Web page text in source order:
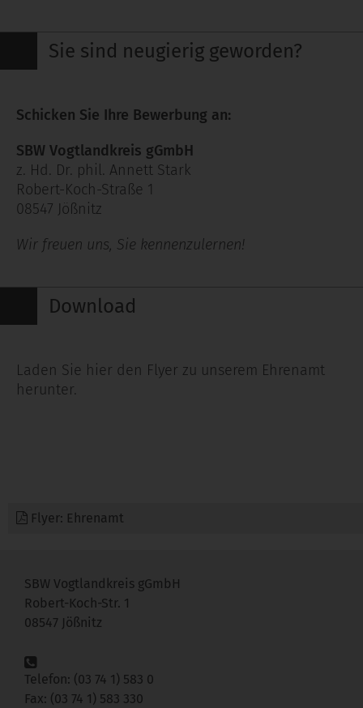
Sie sind neugierig geworden?
Schicken Sie Ihre Bewerbung an:
SBW Vogtlandkreis gGmbH
z. Hd. Dr. phil. Annett Stark
Robert-Koch-Straße 1
08547 Jößnitz
Wir freuen uns, Sie kennenzulernen!
Download
Laden Sie hier den Flyer zu unserem Ehrenamt
herunter.
Flyer: Ehrenamt
SBW Vogtlandkreis gGmbH
Robert-Koch-Str. 1
08547 Jößnitz
Telefon: (03 74 1) 583 0
Fax: (03 74 1) 583 330